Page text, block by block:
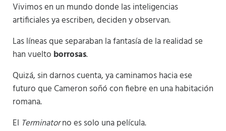
Vivimos en un mundo donde las inteligencias
artificiales ya escriben, deciden y observan.
Las líneas que separaban la fantasía de la realidad se
han vuelto borrosas.
Quizá, sin darnos cuenta, ya caminamos hacia ese
futuro que Cameron soñó con fiebre en una habitación
romana.
El Terminatorno es solo una película.